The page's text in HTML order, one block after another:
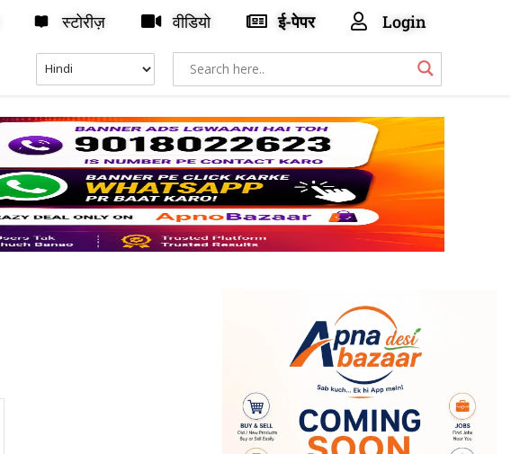
स्टोरीज़ वीडियो ई-पेपर Login